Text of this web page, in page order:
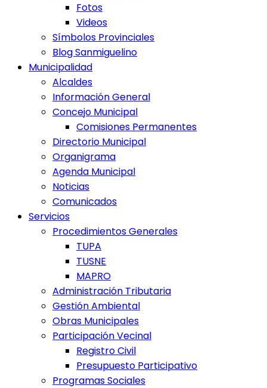
Fotos
Videos
Símbolos Provinciales
Blog Sanmiguelino
Municipalidad
Alcaldes
Información General
Concejo Municipal
Comisiones Permanentes
Directorio Municipal
Organigrama
Agenda Municipal
Noticias
Comunicados
Servicios
Procedimientos Generales
TUPA
TUSNE
MAPRO
Administración Tributaria
Gestión Ambiental
Obras Municipales
Participación Vecinal
Registro Civil
Presupuesto Participativo
Programas Sociales